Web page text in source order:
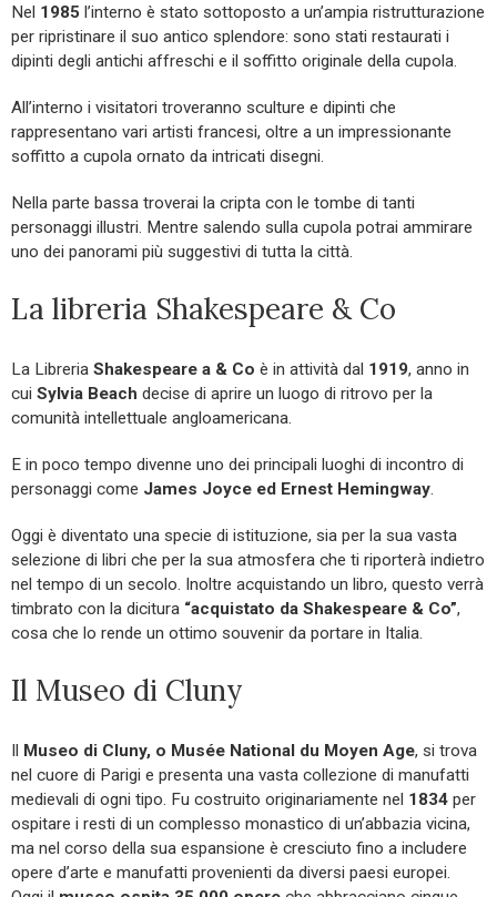
Nel 1985 l’interno è stato sottoposto a un’ampia ristrutturazione
per ripristinare il suo antico splendore: sono stati restaurati i
dipinti degli antichi affreschi e il soffitto originale della cupola.
All’interno i visitatori troveranno sculture e dipinti che
rappresentano vari artisti francesi, oltre a un impressionante
soffitto a cupola ornato da intricati disegni.
Nella parte bassa troverai la cripta con le tombe di tanti
personaggi illustri. Mentre salendo sulla cupola potrai ammirare
uno dei panorami più suggestivi di tutta la città.
La libreria Shakespeare & Co
La Libreria Shakespeare a & Co è in attività dal 1919, anno in
cui Sylvia Beach decise di aprire un luogo di ritrovo per la
comunità intellettuale angloamericana.
E in poco tempo divenne uno dei principali luoghi di incontro di
personaggi come James Joyce ed Ernest Hemingway.
Oggi è diventato una specie di istituzione, sia per la sua vasta
selezione di libri che per la sua atmosfera che ti riporterà indietro
nel tempo di un secolo. Inoltre acquistando un libro, questo verrà
timbrato con la dicitura “acquistato da Shakespeare & Co”,
cosa che lo rende un ottimo souvenir da portare in Italia.
Il Museo di Cluny
Il Museo di Cluny, o Musée National du Moyen Age, si trova
nel cuore di Parigi e presenta una vasta collezione di manufatti
medievali di ogni tipo. Fu costruito originariamente nel 1834 per
ospitare i resti di un complesso monastico di un’abbazia vicina,
ma nel corso della sua espansione è cresciuto fino a includere
opere d’arte e manufatti provenienti da diversi paesi europei.